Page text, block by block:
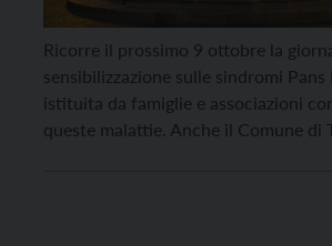
Ricorre il prossimo 9 ottobre la
sensibilizzazione sulle sindromi Pans
istituita da famiglie e associazioni
queste malattie. Anche il Comune di